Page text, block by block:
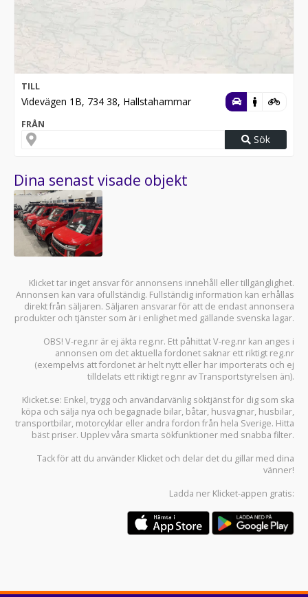
TILL
Videvägen 1B, 734 38, Hallstahammar
FRÅN
Sök
Dina senast visade objekt
Klicket tar inget ansvar för annonsens innehåll eller tillgänglighet.
Annonsen kan vara ofullständig. Fullständig information kan erhållas
direkt från säljaren. Säljaren ansvarar för att de endast annonsera
produkter och tjänster som är i enlighet med gällande svenska lagar.
OBS! V-reg.nr är ej äkta reg.nr. Ett påhittat V-reg.nr kan anges i
annonsen om det aktuella fordonet saknar ett riktigt reg.nr
(exempelvis att fordonet är helt nytt eller har importerats och ej
tilldelats ett riktigt reg.nr av Transportstyrelsen än).
Klicket.se: Enkel, trygg och användarvänlig söktjänst för dig som ska
köpa och sälja nya och begagnade bilar, båtar, husvagnar, husbilar,
transportbilar, motorcyklar eller andra fordon från hela Sverige. Hitta
bäst priser. Upplev våra smarta sökfunktioner med snabba filter.
Tack för att du använder Klicket och delar det du gillar med dina
vänner!
Ladda ner Klicket-appen gratis: